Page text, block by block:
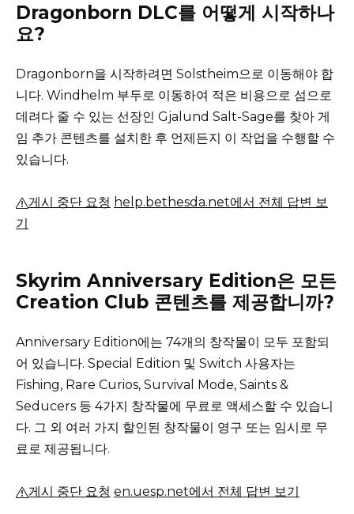
Dragonborn DLC를 어떻게 시작하나
요?
Dragonborn을 시작하려면 Solstheim으로 이동해야 합
니다. Windhelm 부두로 이동하여 적은 비용으로 섬으로
데려다 줄 수 있는 선장인 Gjalund Salt-Sage를 찾아 게
임 추가 콘텐츠를 설치한 후 언제든지 이 작업을 수행할 수
있습니다.
게시 중단 요청 help.bethesda.net에서 전체 답변 보
기
Skyrim Anniversary Edition은 모든
Creation Club 콘텐츠를 제공합니까?
Anniversary Edition에는 74개의 창작물이 모두 포함되
어 있습니다. Special Edition 및 Switch 사용자는
Fishing, Rare Curios, Survival Mode, Saints &
Seducers 등 4가지 창작물에 무료로 액세스할 수 있습니
다. 그 외 여러 가지 할인된 창작물이 영구 또는 임시로 무
료로 제공됩니다.
게시 중단 요청 en.uesp.net에서 전체 답변 보기